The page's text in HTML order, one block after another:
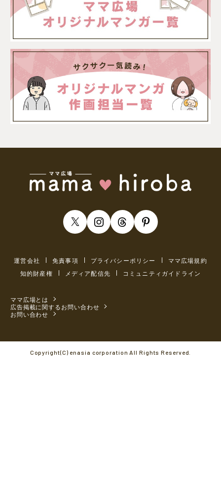
運営会社 免責事項 プライバシーポリシー
ママ広場規約
知的財産権
メディア配信先 コミュニティガイドライン
ママ広場とは
広告掲載に関するお問い合わせ
お問い合わせ
Copyright(C) enasia corporation All Rights Reserved.